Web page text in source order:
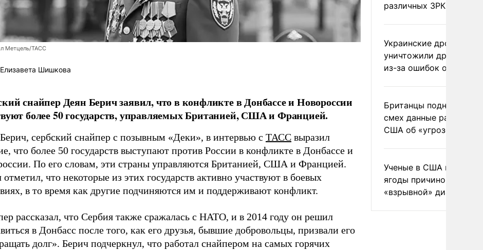
Метцель/ТАСС
Елизавета Шишкова
снайпер Деян Берич заявил, что в конфликте в Донбассе и Новороссии
более 50 государств, управляемых Британией, США и Францией.
сербский снайпер с позывным «Деки», в интервью с ТАСС выразил
что более 50 государств выступают против России в конфликте в Донбассе и
По его словам, эти страны управляются Британией, США и Францией.
отметил, что некоторые из этих государств активно участвуют в боевых
в то время как другие подчиняются им и поддерживают конфликт.
рассказал, что Сербия также сражалась с НАТО, и в 2014 году он решил
в Донбасс после того, как его друзья, бывшие добровольцы, призвали его
долг». Берич подчеркнул, что работал снайпером на самых горячих
различных ЗРК
Украинские дроны
уничтожили друг друга
из-за ошибок
Британцы подняли на
смех данные разведки
США об «угрозе
Ученые в США назвали
ягоды причиной
«взрывной» диареи